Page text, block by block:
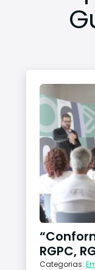
RGPC,
Categorias: